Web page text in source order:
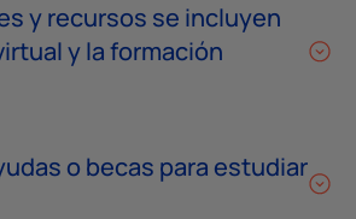
y recursos se incluyen
y la formación
o becas para estudiar